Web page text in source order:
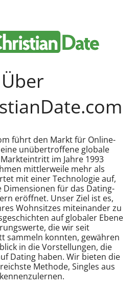
Über
führt den Markt für Online-
unübertroffene globale
im Jahre 1993
mittlerweile mehr als
mit einer Technologie auf,
für das Dating-
eröffnet. Unser Ziel ist es,
Wohnsitzes miteinander zu
auf globaler Ebene
die wir seit
sammeln konnten, gewähren
in die Vorstellungen, die
Dating haben. Wir bieten die
Methode, Singles aus